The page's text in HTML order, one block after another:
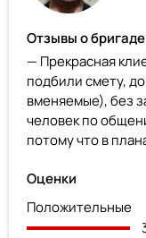
Отзывы о бригаде
— Прекрасная
подбили смету,
вменяемые), без
человек по
потому что в
Оценки
Положительные